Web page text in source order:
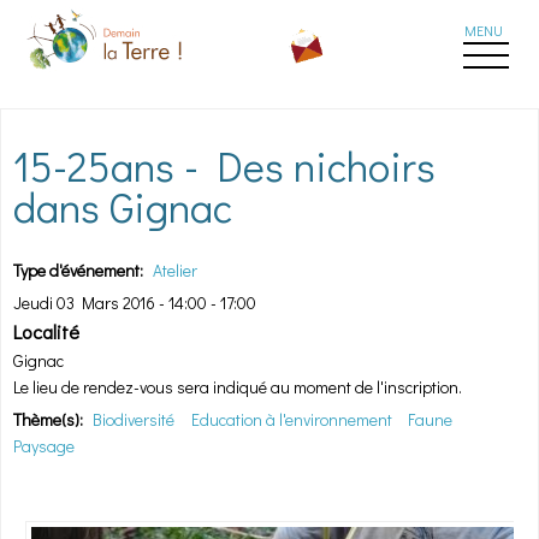
Aller au contenu principal
15-25ans - Des nichoirs
dans Gignac
Type d'événement: Atelier
Jeudi 03 Mars 2016 - 14:00 - 17:00
Localité
Gignac
Le lieu de rendez-vous sera indiqué au moment de l'inscription.
Thème(s): Biodiversité Education à l'environnement
Faune
Paysage